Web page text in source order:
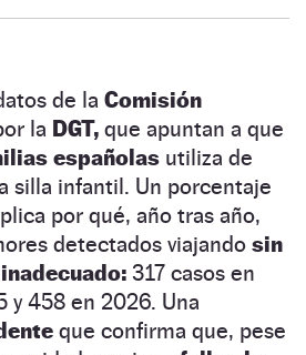
de la Comisión
la DGT, que apuntan a que
españolas utiliza de
silla infantil. Un porcentaje
por qué, año tras año,
detectados viajando sin
317 casos en
y 458 en 2026. Una
que confirma que, pese